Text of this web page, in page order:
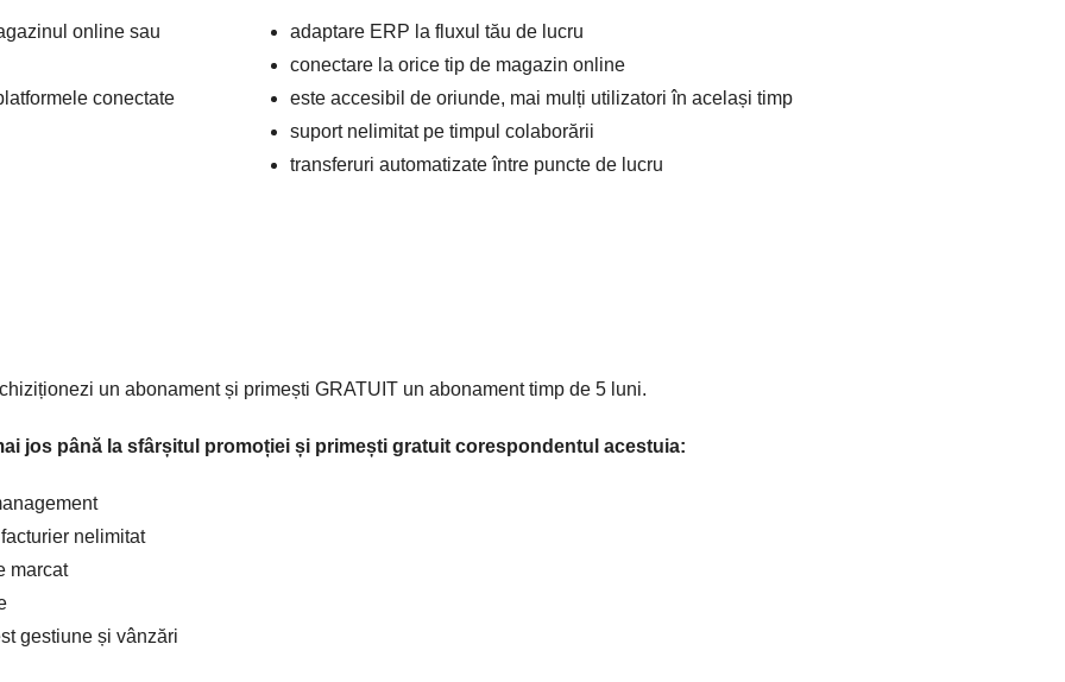
online sau
conectate
adaptare ERP la fluxul tău de lucru
conectare la orice tip de magazin online
este accesibil de oriunde, mai mulți utilizatori în același timp
suport nelimitat pe timpul colaborării
transferuri automatizate între puncte de lucru
un abonament și primești GRATUIT un abonament timp de 5 luni.
jos până la sfârșitul promoției și primești gratuit corespondentul acestuia:
nelimitat
marcat
gestiune și vânzări